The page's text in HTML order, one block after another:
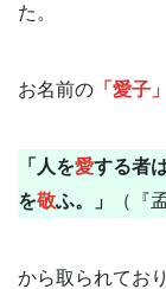
た。
お名前の 「愛子」
「人を愛する者
を敬ふ。」 （『
から取られており